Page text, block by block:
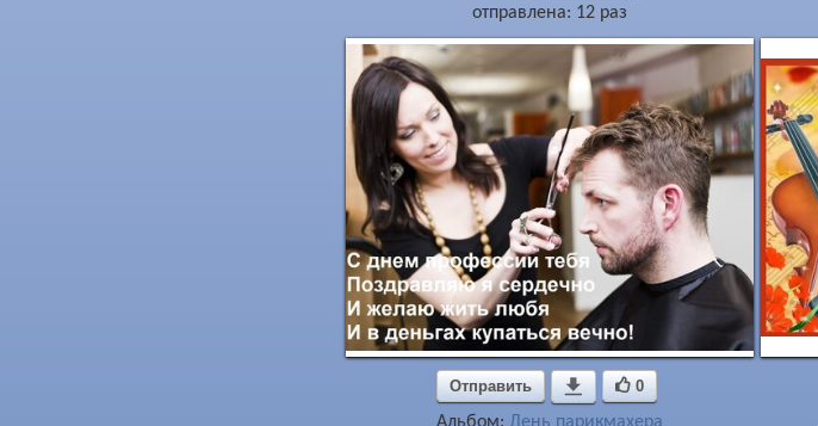
отправлена: 12 раз
Отправить  0